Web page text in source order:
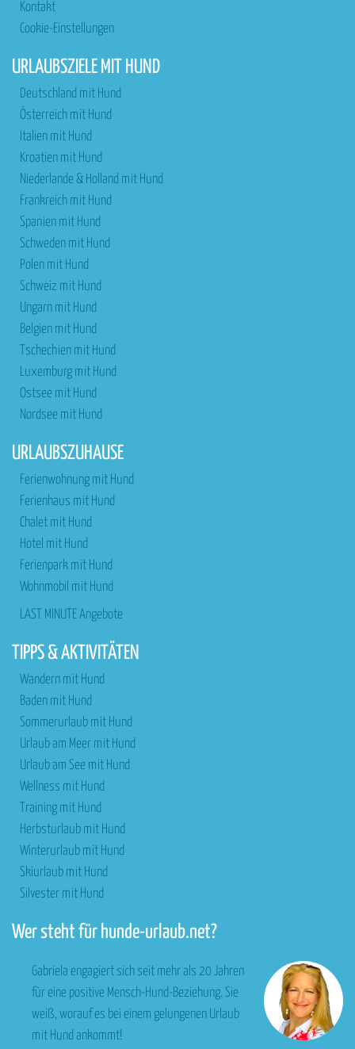
Kontakt
Cookie-Einstellungen
URLAUBSZIELE MIT HUND
Deutschland mit Hund
Österreich mit Hund
Italien mit Hund
Kroatien mit Hund
Niederlande & Holland mit Hund
Frankreich mit Hund
Spanien mit Hund
Schweden mit Hund
Polen mit Hund
Schweiz mit Hund
Ungarn mit Hund
Belgien mit Hund
Tschechien mit Hund
Luxemburg mit Hund
Ostsee mit Hund
Nordsee mit Hund
URLAUBSZUHAUSE
Ferienwohnung mit Hund
Ferienhaus mit Hund
Chalet mit Hund
Hotel mit Hund
Ferienpark mit Hund
Wohnmobil mit Hund
LAST MINUTE Angebote
TIPPS & AKTIVITÄTEN
Wandern mit Hund
Baden mit Hund
Sommerurlaub mit Hund
Urlaub am Meer mit Hund
Urlaub am See mit Hund
Wellness mit Hund
Training mit Hund
Herbsturlaub mit Hund
Winterurlaub mit Hund
Skiurlaub mit Hund
Silvester mit Hund
Wer steht für hunde-urlaub.net?
Gabriela engagiert sich seit mehr als 20 Jahren
für eine positive Mensch-Hund-Beziehung. Sie
weiß, worauf es bei einem gelungenen Urlaub
mit Hund ankommt!